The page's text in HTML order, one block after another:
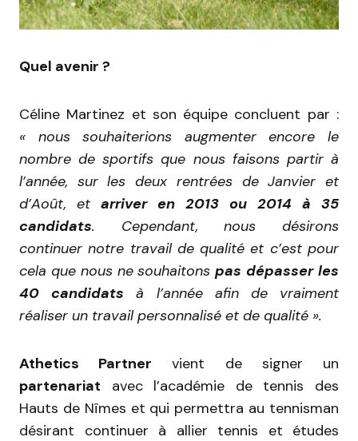
Quel avenir ?
Céline Martinez et son équipe concluent par :
« nous souhaiterions augmenter encore le
nombre de sportifs que nous faisons partir à
l’année, sur les deux rentrées de Janvier et
d’Août, et arriver en 2013 ou 2014 à 35
candidats. Cependant, nous désirons
continuer notre travail de qualité et c’est pour
cela que nous ne souhaitonspas dépasser les
40 candidats à l’année afin de vraiment
réaliser un travail personnalisé et de qualité ».
Athetics Partner vient de signer un
partenariat avec l’académie de tennis des
Hauts de Nîmes et qui permettra au tennisman
désirant continuer à allier tennis et études